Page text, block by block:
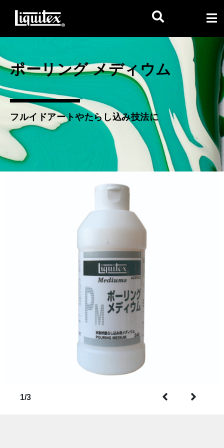
ポーリング メディウム
フルイドアートやたらし込み技法に
1/3